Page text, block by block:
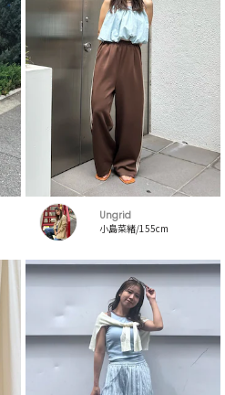
Ungrid
小島菜緒/155cm